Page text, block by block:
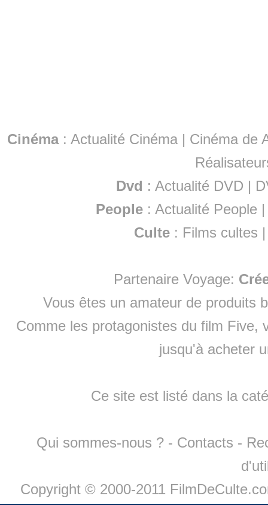
Cinéma: Actualité Cinéma | Cinéma de
Dvd : Actualité DVD |
People :Actualité People
Culte : Films cultes
Partenaire Voyage:
Vous êtes un amateur de produits
Comme les protagonistes du film Five,
jusqu'à acheter
Ce site est listé dans la
Qui sommes-nous ? - Contacts -
Copyright © 2000-2011